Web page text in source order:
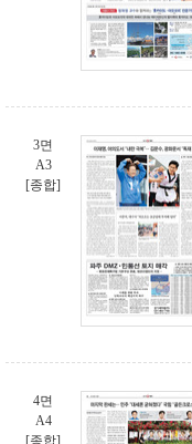
3면
A3
[종합]
4면
A4
[종합]